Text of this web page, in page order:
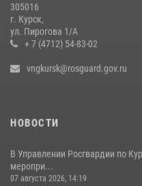
305016
г. Курск,
ул. Пирогова 1/А
+ 7 (4712) 54-83-02
vngkursk@rosguard.gov.ru
НОВОСТИ
В Управлении Росгвардии по
меропри...
07 августа 2026, 14:19